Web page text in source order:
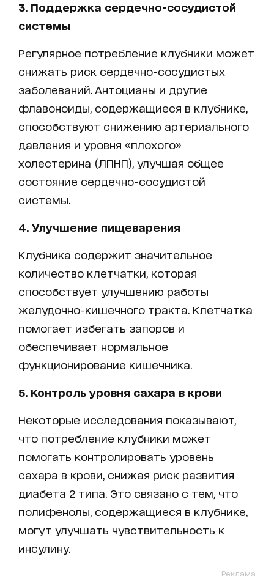
3. Поддержка сердечно-сосудистой
системы
Регулярное потребление клубники может
снижать риск сердечно-сосудистых
заболеваний. Антоцианы и другие
флавоноиды, содержащиеся в клубнике,
способствуют снижению артериального
давления и уровня «плохого»
холестерина (ЛПНП), улучшая общее
состояние сердечно-сосудистой
системы.
4. Улучшение пищеварения
Клубника содержит значительное
количество клетчатки, которая
способствует улучшению работы
желудочно-кишечного тракта. Клетчатка
помогает избегать запоров и
обеспечивает нормальное
функционирование кишечника.
5. Контроль уровня сахара в крови
Некоторые исследования показывают,
что потребление клубники может
помогать контролировать уровень
сахара в крови, снижая риск развития
диабета 2 типа. Это связано с тем, что
полифенолы, содержащиеся в клубнике,
могут улучшать чувствительность к
инсулину.
Реклама